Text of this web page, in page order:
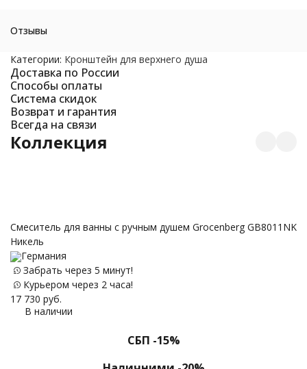
Отзывы
Категории: Кронштейн для верхнего душа
Доставка по России
Способы оплаты
Система скидок
Возврат и гарантия
Всегда на связи
Коллекция
Смеситель для ванны с ручным душем Grocenberg GB8011NK
Никель
Германия
Забрать через 5 минут!
Курьером через 2 часа!
17 730 руб.
В наличии
СБП -15%